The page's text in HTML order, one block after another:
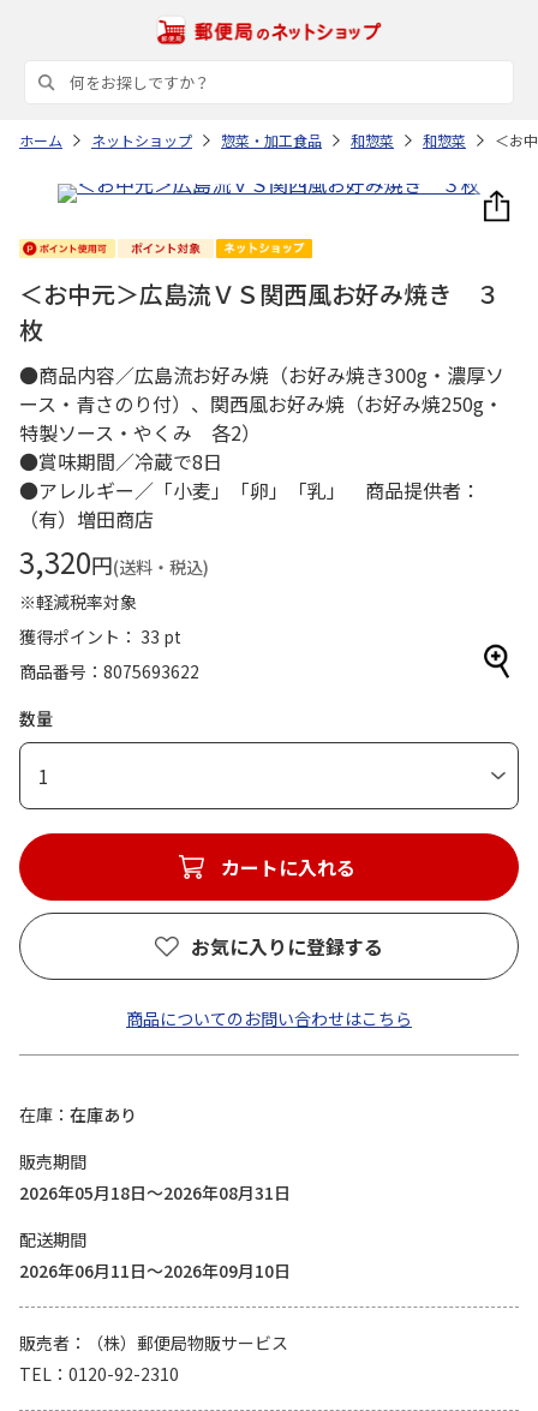
ホーム ネットショップ 惣菜・加工食品 和惣菜 和惣菜 ＜お
＜お中元＞広島流ＶＳ関西風お好み焼き ３
枚
●商品内容／広島流お好み焼（お好み焼き300g・濃厚ソ
ース・青さのり付）、関西風お好み焼（お好み焼250g・
特製ソース・やくみ 各2）
●賞味期間／冷蔵で8日
●アレルギー／「小麦」「卵」「乳」 商品提供者：
（有）増田商店
3,320円(送料・税込)
※軽減税率対象
獲得ポイント： 33 pt
商品番号
8075693622
数量
1
カートに入れる
お気に入りに登録する
商品についてのお問い合わせはこちら
在庫
在庫あり
販売期間
2026年05月18日～2026年08月31日
配送期間
2026年06月11日～2026年09月10日
販売者
（株）郵便局物販サービス
TEL
0120-92-2310